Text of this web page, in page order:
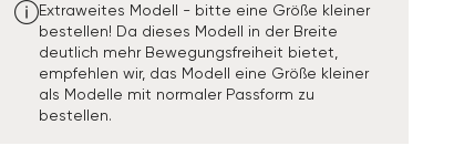
Extraweites Modell - bitte eine Größe kleiner
bestellen! Da dieses Modell in der Breite
deutlich mehr Bewegungsfreiheit bietet,
empfehlen wir, das Modell eine Größe kleiner
als Modelle mit normaler Passform zu
bestellen.